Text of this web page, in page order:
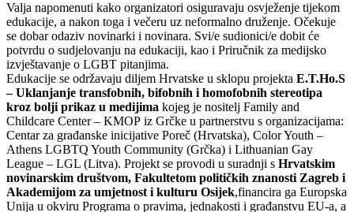
Valja napomenuti kako organizatori osiguravaju osvježenje tijekom
edukacije, a nakon toga i večeru uz neformalno druženje. Očekuje
se dobar odaziv novinarki i novinara. Svi/e sudionici/e dobit će
potvrdu o sudjelovanju na edukaciji, kao i Priručnik za medijsko
izvještavanje o LGBT pitanjima.
Edukacije se održavaju diljem Hrvatske u sklopu projekta E.T.Ho.S
– Uklanjanje transfobnih, bifobnih i homofobnih stereotipa
kroz bolji prikaz u medijima kojeg je nositelj Family and
Childcare Center – KMOP iz Grčke u partnerstvu s organizacijama:
Centar za građanske inicijative Poreč (Hrvatska), Color Youth –
Athens LGBTQ Youth Community (Grčka) i Lithuanian Gay
League – LGL (Litva). Projekt se provodi u suradnji s Hrvatskim
novinarskim društvom, Fakultetom političkih znanosti Zagreb i
Akademijom za umjetnost i kulturu Osijek,financira ga Europska
Unija u okviru Programa o pravima, jednakosti i građanstvu EU-a, a